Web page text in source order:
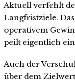
Aktuell verfehlt
Langfristziele.
operativem
peilt eigentlich
Auch der
über dem